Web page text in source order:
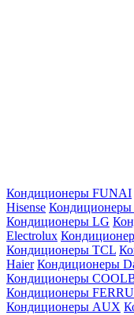
Кондиционеры FUNAI
Hisense Кондиционеры
Кондиционеры LG
Electrolux
Кондиционеры TCL
Haier Кондиционеры
Кондиционеры
Кондиционеры
Кондиционеры AUX